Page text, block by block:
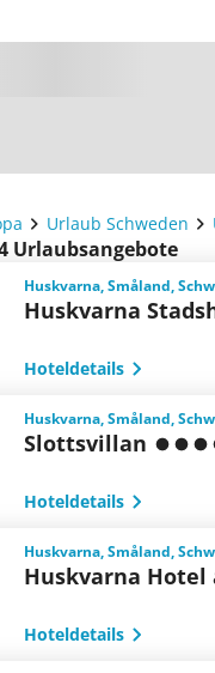
Urlaub Schweden
Urlaubsangebote
Huskvarna, Småland,
Huskvarna
Hoteldetails
Huskvarna, Småland,
Slottsvillan
Hoteldetails
Huskvarna, Småland,
Huskvarna Hotel
Hoteldetails